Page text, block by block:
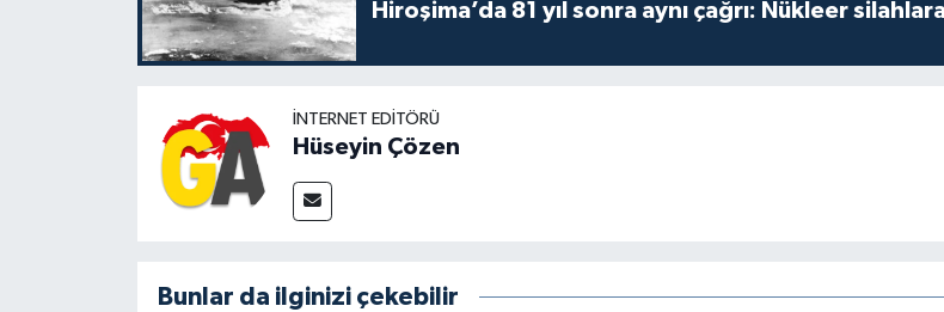
Hiroşima’da 81 yıl sonra aynı çağrı: Nükleer
İNTERNET EDITÖRÜ
Hüseyin Çözen
Bunlar da ilginizi çekebilir